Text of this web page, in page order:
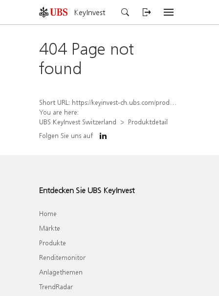
KeyInvest
404 Page not
found
Short URL: https://keyinvest-ch.ubs.com/produkt/detail/index/isin/CH1572306426
You are here:
UBS KeyInvest Switzerland
Produktdetail
Folgen Sie uns auf
Entdecken Sie UBS KeyInvest
Home
Märkte
Produkte
Renditemonitor
Anlagethemen
TrendRadar